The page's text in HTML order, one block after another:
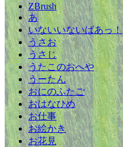
ZBrush
あ
いないいないばあっ！
うさお
うさじ
うたこのおへや
うーたん
おにのふたご
おはなひめ
お仕事
お絵かき
お花見